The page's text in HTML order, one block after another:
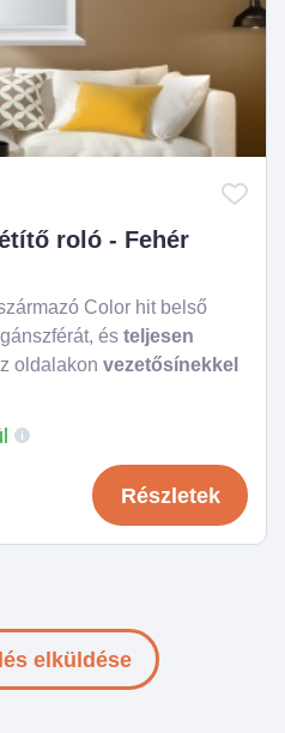
roló - Fehér
Color hit belső
és teljesen
oldalakon vezetősínekkel
Részletek
elküldése